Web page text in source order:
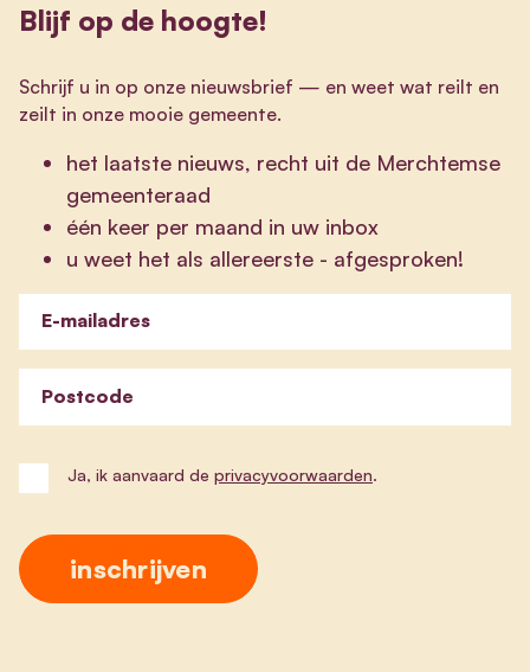
Blijf op de hoogte!
Schrijf u in op onze nieuwsbrief — en weet wat reilt en
zeilt in onze mooie gemeente.
het laatste nieuws, recht uit de Merchtemse
gemeenteraad
één keer per maand in uw inbox
u weet het als allereerste - afgesproken!
E-mailadres
Postcode
Ja, ik aanvaard de privacyvoorwaarden.